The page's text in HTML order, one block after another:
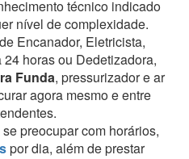
técnico indicado
nível de complexidade.
Encanador, Eletricista,
horas ou Dedetizadora,
Funda, pressurizador e ar
agora mesmo e entre
preocupar com horários,
por dia, além de prestar